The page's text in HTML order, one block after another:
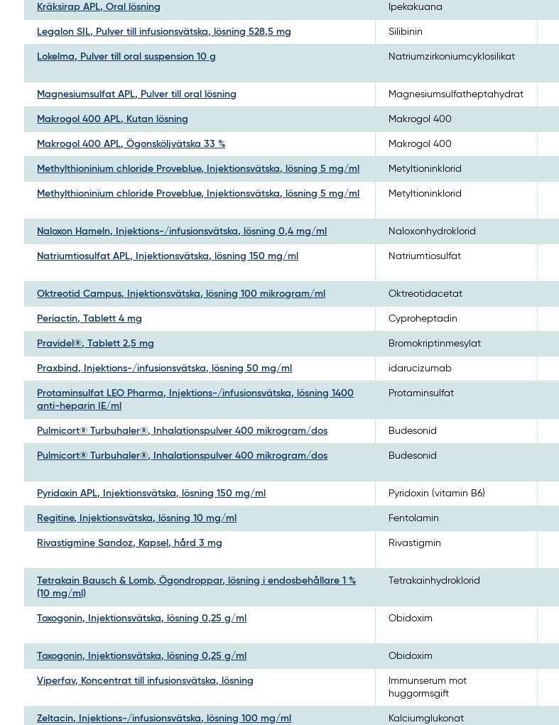
Kräksirap APL, Oral lösning Ipekakuana
Legalon SIL, Pulver till infusionsvätska, lösning 528,5 mg Silibinin
Lokelma, Pulver till oral suspension 10 g Natriumzirkoniumcyklosilikat
Magnesiumsulfat APL, Pulver till oral lösning Magnesiumsulfatheptahydrat
Makrogol 400 APL, Kutan lösning Makrogol 400
Makrogol 400 APL, Ögonsköljvätska 33 % Makrogol 400
Methylthioninium chloride Proveblue, Injektionsvätska, lösning 5 mg/ml Metyltioninklorid
Methylthioninium chloride Proveblue, Injektionsvätska, lösning 5 mg/ml Metyltioninklorid
Naloxon Hameln, Injektions-/infusionsvätska, lösning 0,4 mg/ml Naloxonhydroklorid
Natriumtiosulfat APL, Injektionsvätska, lösning 150 mg/ml Natriumtiosulfat
Oktreotid Campus, Injektionsvätska, lösning 100 mikrogram/ml Oktreotidacetat
Periactin, Tablett 4 mg Cyproheptadin
Pravidel®, Tablett 2,5 mg Bromokriptinmesylat
Praxbind, Injektions-/infusionsvätska, lösning 50 mg/ml idarucizumab
Protaminsulfat LEO Pharma, Injektions-/infusionsvätska, lösning 1400
anti-heparin IE/ml
Protaminsulfat
Pulmicort® Turbuhaler®, Inhalationspulver 400 mikrogram/dos Budesonid
Pulmicort® Turbuhaler®, Inhalationspulver 400 mikrogram/dos Budesonid
Pyridoxin APL, Injektionsvätska, lösning 150 mg/ml Pyridoxin (vitamin B6)
Regitine, Injektionsvätska, lösning 10 mg/ml Fentolamin
Rivastigmine Sandoz, Kapsel, hård 3 mg Rivastigmin
Tetrakain Bausch & Lomb, Ögondroppar, lösning i endosbehållare 1 %
(10 mg/ml)
Tetrakainhydroklorid
Toxogonin, Injektionsvätska, lösning 0,25 g/ml Obidoxim
Toxogonin, Injektionsvätska, lösning 0,25 g/ml Obidoxim
Viperfav, Koncentrat till infusionsvätska, lösning
Immunserum mot
huggormsgift
Zeltacin, Injektions-/infusionsvätska, lösning 100 mg/ml Kalciumglukonat